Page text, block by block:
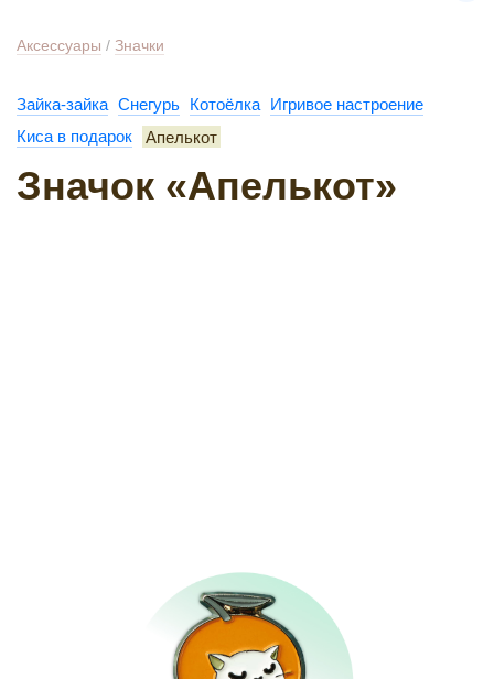
Аксессуары / Значки
Зайка-зайка Снегурь Котоёлка Игривое настроение
Киса в подарок
Апелькот
Значок «Апелькот»